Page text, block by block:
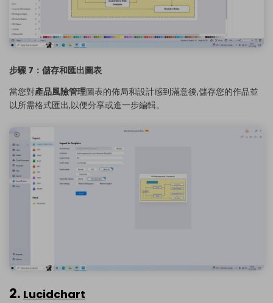
步驟 7：儲存和匯出圖表
當您對產品風險管理圖表的佈局和設計感到滿意後,儲存您的作品並
以所需格式匯出,以便分享或進一步編輯。
2. Lucidchart